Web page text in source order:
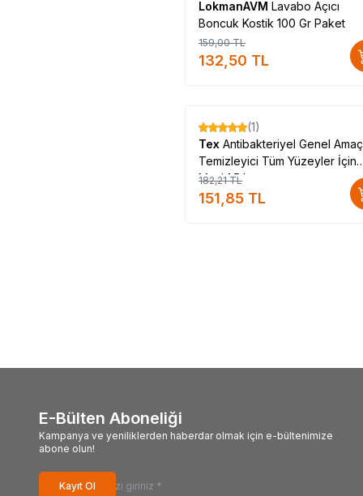
LokmanAVM Lavabo Açıcı
Boncuk Kostik 100 Gr Paket
159,00TL
132,50 TL
%17
(1)
Tex Antibakteriyel Genel
Temizleyici Tüm Yüzeyler İçin
Mavi 1.5 Lt
182,21TL
151,85 TL
E-Bülten Aboneliği
Kampanya ve yeniliklerden haberdar olmak için e-bültenimize
abone olun!
Kayıt Ol